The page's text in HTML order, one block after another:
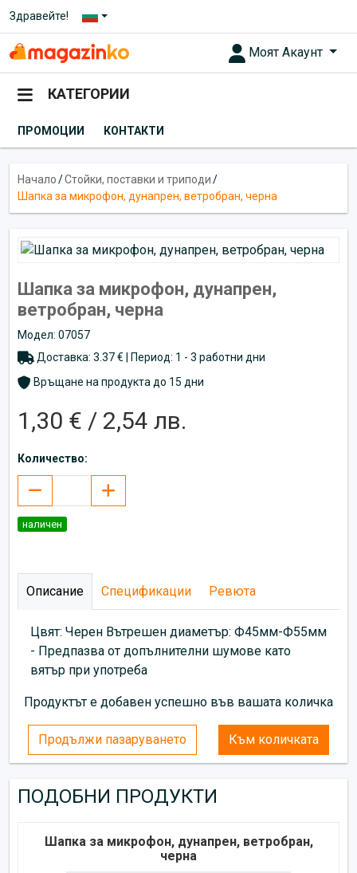
Здравейте!
Моят Акаунт
КАТЕГОРИИ
ПРОМОЦИИ КОНТАКТИ
Начало/Стойки, поставки и триподи/
Шапка за микрофон, дунапрен, ветробран, черна
Шапка за микрофон, дунапрен,
ветробран, черна
Модел: 07057
Доставка: 3.37 € | Период: 1 - 3 работни дни
Връщане на продукта до 15 дни
1,30 € / 2,54 лв.
Количество:
наличен
Описание Спецификации Ревюта
Цвят: Черен Вътрешен диаметър: Ф45мм-Ф55мм
- Предпазва от допълнителни шумове като
вятър при употреба
Продуктът е добавен успешно във вашата количка
Продължи пазаруването Към количката
ПОДОБНИ ПРОДУКТИ
Шапка за микрофон, дунапрен, ветробран,
черна